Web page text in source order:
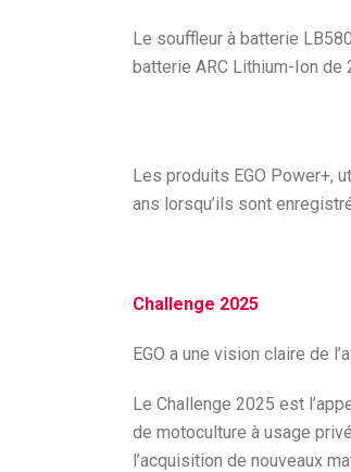
Le souffleur à batterie
batterie ARC Lithium-Ion de
Les produits EGO Power+,
ans lorsqu’ils sont
Challenge 2025
EGO a une vision claire de
Le Challenge 2025 est
de motoculture à usage
l’acquisition de nouveaux